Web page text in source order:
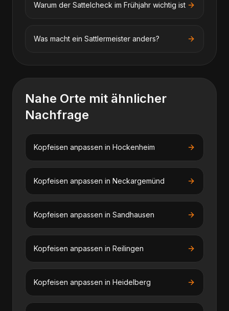
Warum der Sattelcheck im Frühjahr wichtig ist
Was macht ein Sattlermeister anders?
Nahe Orte mit ähnlicher
Nachfrage
Kopfeisen anpassen in Hockenheim
Kopfeisen anpassen in Neckargemünd
Kopfeisen anpassen in Sandhausen
Kopfeisen anpassen in Reilingen
Kopfeisen anpassen in Heidelberg